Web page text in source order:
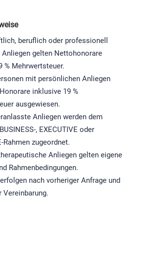
beruflich oder professionell
gelten Nettohonorare
% Mehrwertsteuer.
mit persönlichen Anliegen
inklusive 19 %
ausgewiesen.
Anliegen werden dem
, EXECUTIVE oder
Rahmen zugeordnet.
Anliegen gelten eigene
Rahmenbedingungen.
nach vorheriger Anfrage und